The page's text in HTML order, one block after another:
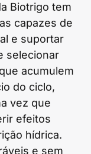
Biotrigo tem
capazes de
e suportar
selecionar
acumulem
do ciclo,
vez que
efeitos
hídrica.
e sem